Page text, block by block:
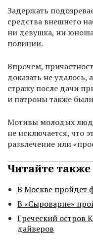
Задержать
средства внешнего
ни девушка, ни
полиции.
Впрочем,
доказать не удалось,
стражу после дачи
и патроны также
Мотивы молодых
не исключается, что
развлечение или
Читайте также
В Москве пройдет
В «Сыроварне»
Греческий остров
дайверов